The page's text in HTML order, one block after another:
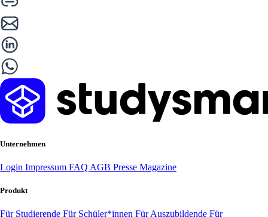
Unternehmen
Login Impressum FAQ AGB Presse Magazine
Produkt
Für Studierende Für Schüler*innen Für Auszubildende Für